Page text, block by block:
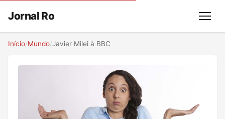
Jornal Ro Menu
Início/Mundo/Javier Milei à BBC